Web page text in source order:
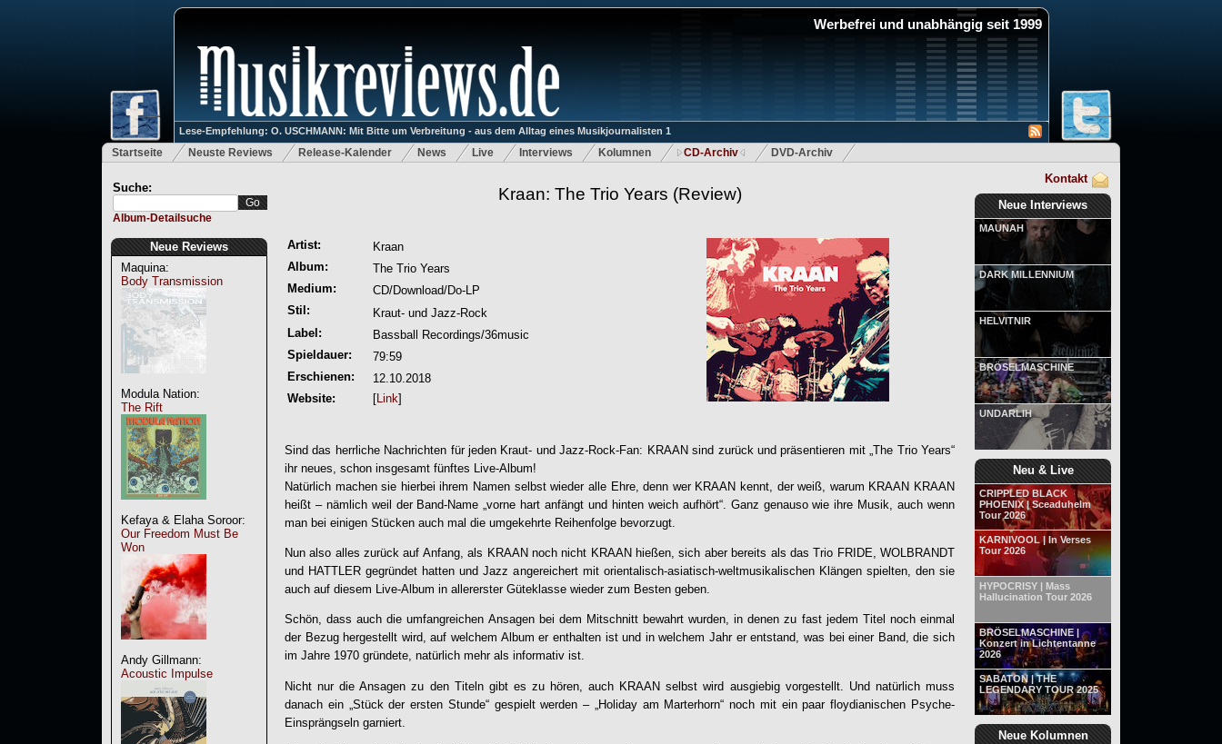
Werbefrei und unabhängig seit 1999
Lese-Empfehlung: O. USCHMANN: Mit Bitte um Verbreitung - aus dem Alltag eines Musikjournalisten 1
Startseite Neuste Reviews Release-Kalender News Live Interviews Kolumnen CD-Archiv DVD-Archiv
Suche:
Album-Detailsuche
Neue Reviews
Maquina:
Body Transmission
Modula Nation:
The Rift
Kefaya & Elaha Soroor:
Our Freedom Must Be
Won
Andy Gillmann:
Acoustic Impulse
Kontakt
Neue Interviews
MAUNAH
DARK MILLENNIUM
HELVITNIR
BRÖSELMASCHINE
UNDARLIH
Neu & Live
CRIPPLED BLACK
PHOENIX | Sceaduhelm
Tour 2026
KARNIVOOL | In Verses
Tour 2026
HYPOCRISY | Mass
Hallucination Tour 2026
BRÖSELMASCHINE |
Konzert in Lichtentanne
2026
SABATON | THE
LEGENDARY TOUR 2025
Neue Kolumnen
Kraan: The Trio Years (Review)
Artist:
Kraan
Album:
The Trio Years
Medium:
CD/Download/Do-LP
Stil:
Kraut- und Jazz-Rock
Label:
Bassball Recordings/36music
Spieldauer:
79:59
Erschienen:
12.10.2018
Website:
[Link]
Sind das herrliche Nachrichten für jeden Kraut- und Jazz-Rock-Fan: KRAANsind zurück und präsentieren mit „The Trio Years“
ihr neues, schon insgesamt fünftes Live-Album!
Natürlich machen sie hierbei ihrem Namen selbst wieder alle Ehre, denn wer KRAAN kennt, der weiß, warum KRAAN KRAAN
heißt – nämlich weil der Band-Name „vorne hart anfängt und hinten weich aufhört“. Ganz genauso wie ihre Musik, auch wenn
man bei einigen Stücken auch mal die umgekehrte Reihenfolge bevorzugt.
Nun also alles zurück auf Anfang, als KRAAN noch nicht KRAAN hießen, sich aber bereits als das Trio FRIDE, WOLBRANDT
und HATTLER gegründet hatten und Jazz angereichert mit orientalisch-asiatisch-weltmusikalischen Klängen spielten, den sie
auch auf diesem Live-Album in allererster Güteklasse wieder zum Besten geben.
Schön, dass auch die umfangreichen Ansagen bei dem Mitschnitt bewahrt wurden, in denen zu fast jedem Titel noch einmal
der Bezug hergestellt wird, auf welchem Album er enthalten ist und in welchem Jahr er entstand, was bei einer Band, die sich
im Jahre 1970 gründete, natürlich mehr als informativ ist.
Nicht nur die Ansagen zu den Titeln gibt es zu hören, auch KRAAN selbst wird ausgiebig vorgestellt. Und natürlich muss
danach ein „Stück der ersten Stunde“ gespielt werden – „Holiday am Marterhorn“ noch mit ein paar floydianischen Psyche-
Einsprängseln garniert.